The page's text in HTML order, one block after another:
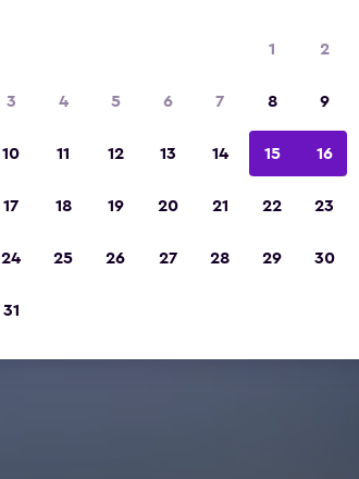
1 2
3 4 5 6 7 8 9
10 11 12 13 14 15 16
17 18 19 20 21 22 23
24 25 26 27 28 29 30
31